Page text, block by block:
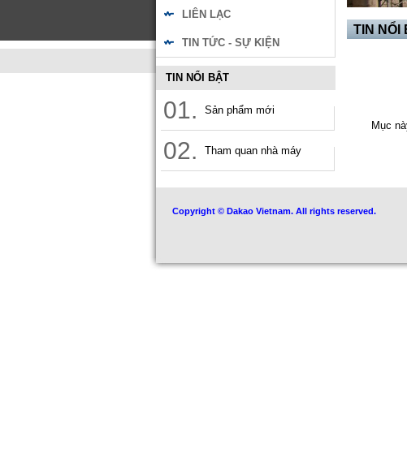
LIÊN LẠC
TIN TỨC - SỰ KIỆN
TIN NỔI BẬT
01. Sản phẩm mới
02. Tham quan nhà máy
TIN NỔI
Mục
Copyright © Dakao Vietnam. All rights reserved.